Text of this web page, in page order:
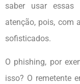
saber usar essas
atenção, pois, com
sofisticados.
O phishing, por
isso? O remetente